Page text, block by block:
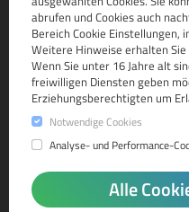
abrufen und Cookies auch
Bereich Cookie Einstellungen,
Weitere Hinweise erhalten
Wenn Sie unter 16 Jahre alt
freiwilligen Diensten geben
Erziehungsberechtigten um
Notwendige Cookies
Analyse- und Performance-
Alle
www.